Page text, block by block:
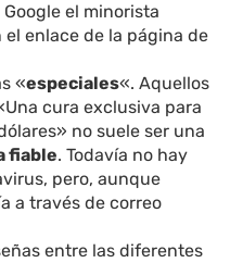
el minorista
enlace de la página de
«especiales«. Aquellos
cura exclusiva para
no suele ser una
fiable. Todavía no hay
pero, aunque
a través de correo
entre las diferentes